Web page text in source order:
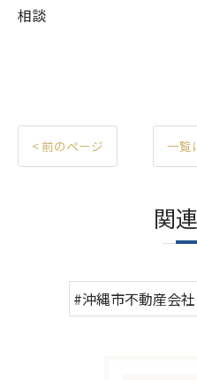
相談
< 前のページ 一覧
関
#沖縄市不動産会社